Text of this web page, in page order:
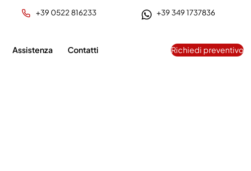
+39 0522 816233 +39 349 1737836
Assistenza Contatti Richiedi preventivo